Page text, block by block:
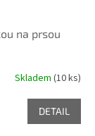
na prsou
Skladem (10 ks)
DETAIL